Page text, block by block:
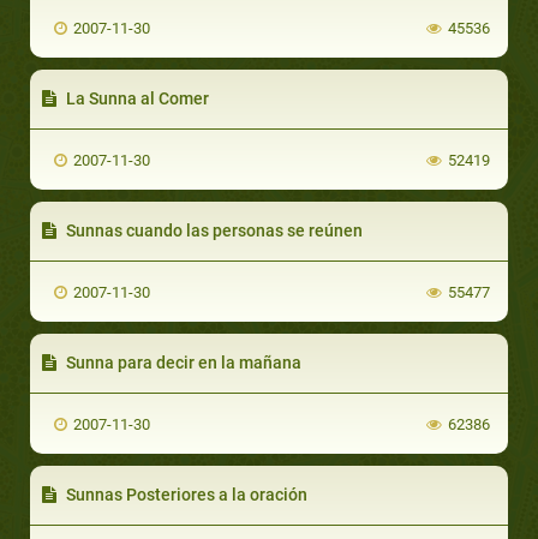
2007-11-30 45536
La Sunna al Comer
2007-11-30 52419
Sunnas cuando las personas se reúnen
2007-11-30 55477
Sunna para decir en la mañana
2007-11-30 62386
Sunnas Posteriores a la oración